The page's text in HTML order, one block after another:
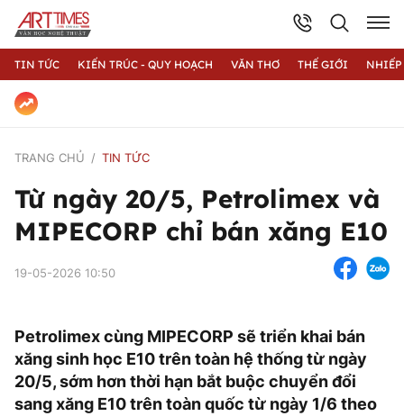
TIN TỨC KIẾN TRÚC - QUY HOẠCH VĂN THƠ THẾ GIỚI
TRANG CHỦ TIN TỨC
Từ ngày 20/5, Petrolimex và
MIPECORP chỉ bán xăng E10
19-05-2026 10:50
Petrolimex cùng MIPECORP sẽ triển khai bán
xăng sinh học E10 trên toàn hệ thống từ ngày
20/5, sớm hơn thời hạn bắt buộc chuyển đổi
sang xăng E10 trên toàn quốc từ ngày 1/6 theo